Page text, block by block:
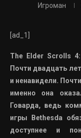
Игроман
[ad_1]
The Elder Scrolls
Почти двадцать
и ненавидели.
именно она
Говарда, ведь
игры Bethesda
доступнее и